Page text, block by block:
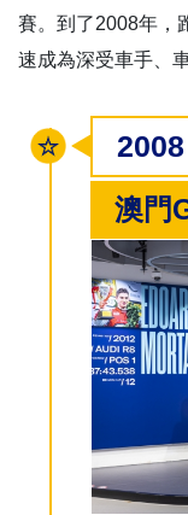
賽。到了2008年，
速成為深受車手、
2008
澳門